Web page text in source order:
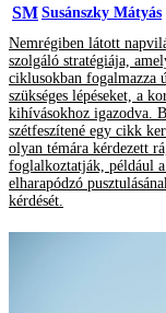
SM Susánszky Mátyás
Nemrégiben látott
szolgáló stratégiája,
ciklusokban fogalmazza
szükséges lépéseket, a
kihívásokhoz igazodva.
szétfeszítené egy cikk
olyan témára kérdezett
foglalkoztatják, például
elharapódzó
kérdését.